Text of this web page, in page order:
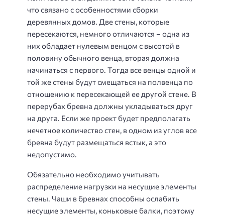
что связано с особенностями сборки
деревянных домов. Две стены, которые
пересекаются, немного отличаются – одна из
них обладает нулевым венцом с высотой в
половину обычного венца, вторая должна
начинаться с первого. Тогда все венцы одной и
той же стены будут смещаться на полвенца по
отношению к пересекающей ее другой стене. В
перерубах бревна должны укладываться друг
на друга. Если же проект будет предполагать
нечетное количество стен, в одном из углов все
бревна будут размещаться встык, а это
недопустимо.
Обязательно необходимо учитывать
распределение нагрузки на несущие элементы
стены. Чаши в бревнах способны ослабить
несущие элементы, коньковые балки, поэтому